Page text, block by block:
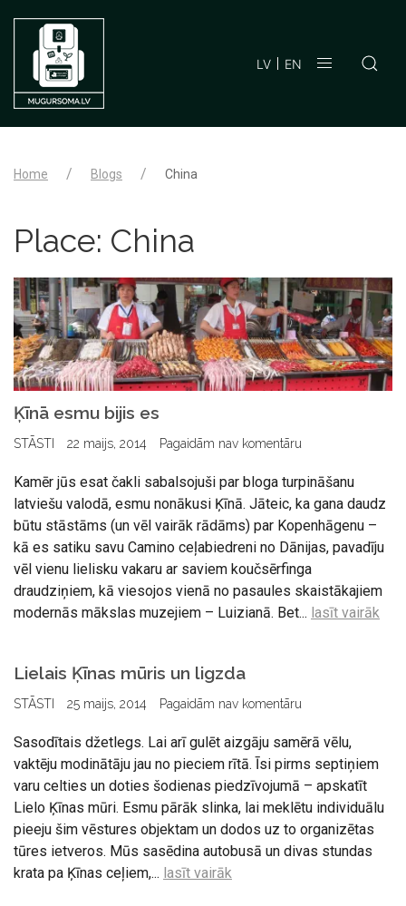
LV EN
Home Blogs China
Place: China
Ķīnā esmu bijis es
STĀSTI 22 maijs, 2014 Pagaidām nav komentāru
Kamēr jūs esat čakli sabalsojuši par bloga turpināšanu
latviešu valodā, esmu nonākusi Ķīnā. Jāteic, ka gana daudz
būtu stāstāms (un vēl vairāk rādāms) par Kopenhāgenu –
kā es satiku savu Camino ceļabiedreni no Dānijas, pavadīju
vēl vienu lielisku vakaru ar saviem koučsērfinga
draudziņiem, kā viesojos vienā no pasaules skaistākajiem
modernās mākslas muzejiem – Luizianā. Bet... lasīt vairāk
Lielais Ķīnas mūris un ligzda
STĀSTI 25 maijs, 2014 Pagaidām nav komentāru
Sasodītais džetlegs. Lai arī gulēt aizgāju samērā vēlu,
vaktēju modinātāju jau no pieciem rītā. Īsi pirms septiņiem
varu celties un doties šodienas piedzīvojumā – apskatīt
Lielo Ķīnas mūri. Esmu pārāk slinka, lai meklētu individuālu
pieeju šim vēstures objektam un dodos uz to organizētas
tūres ietveros. Mūs sasēdina autobusā un divas stundas
krata pa Ķīnas ceļiem,... lasīt vairāk